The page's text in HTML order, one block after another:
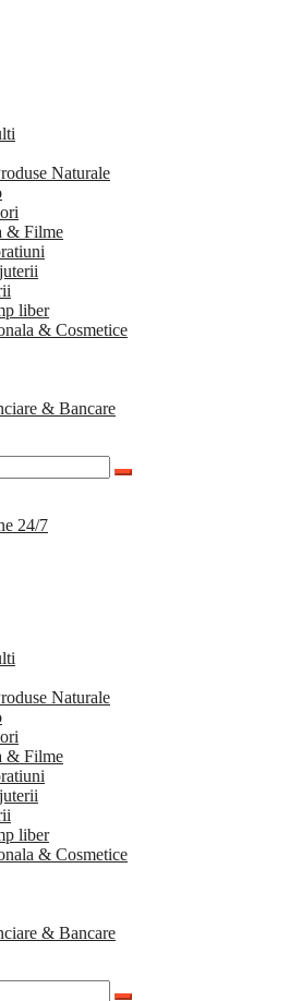
Naturale
& Filme
liber
& Cosmetice
& Bancare
24/7
Naturale
& Filme
liber
& Cosmetice
& Bancare